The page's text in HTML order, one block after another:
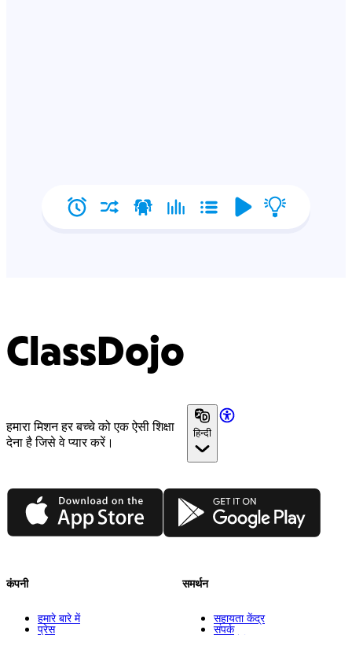
ClassDojo
हमारा मिशन हर बच्चे को एक ऐसी शिक्षा
देना है जिसे वे प्यार करें।
हिन्दी
App Store Google Play
कंपनी
हमारे बारे में
प्रेस
समर्थन
सहायता केंद्र
संपर्क